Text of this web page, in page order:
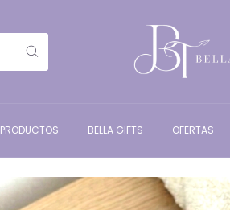
PRODUCTOS BELLA GIFTS OFERTAS